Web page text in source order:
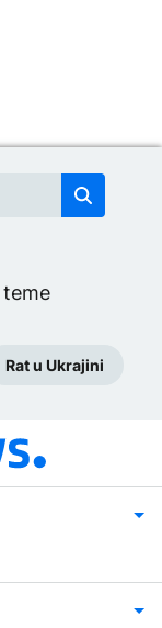
Rat u Ukrajini